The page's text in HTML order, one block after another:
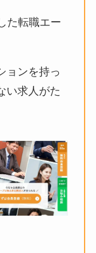
た転職エー
ョンを持っ
い求人がた